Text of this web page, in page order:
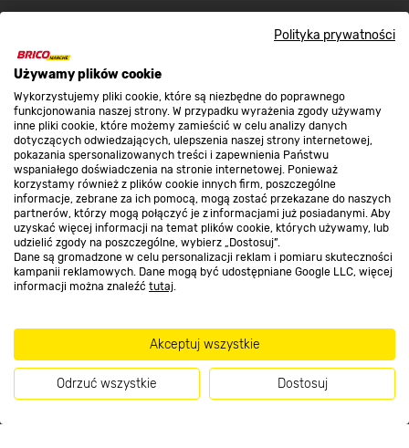
Polityka prywatności
Używamy plików cookie
Wykorzystujemy pliki cookie, które są niezbędne do poprawnego
funkcjonowania naszej strony. W przypadku wyrażenia zgody używamy
inne pliki cookie, które możemy zamieścić w celu analizy danych
dotyczących odwiedzających, ulepszenia naszej strony internetowej,
pokazania spersonalizowanych treści i zapewnienia Państwu
wspaniałego doświadczenia na stronie internetowej. Ponieważ
korzystamy również z plików cookie innych firm, poszczególne
informacje, zebrane za ich pomocą, mogą zostać przekazane do naszych
partnerów, którzy mogą połączyć je z informacjami już posiadanymi. Aby
uzyskać więcej informacji na temat plików cookie, których używamy, lub
udzielić zgody na poszczególne, wybierz „Dostosuj”.
Dane są gromadzone w celu personalizacji reklam i pomiaru skuteczności
kampanii reklamowych. Dane mogą być udostępniane Google LLC, więcej
informacji można znaleźć tutaj.
Akceptuj wszystkie
Odrzuć wszystkie Dostosuj
O nas
Kontakt do sklepu
Strefa biznesu
Dołącz do nas
Metody płatności